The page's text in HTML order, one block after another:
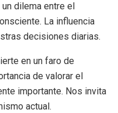
dilema entre el
La influencia
decisiones diarias.
en un faro de
de valorar el
importante. Nos invita
actual.